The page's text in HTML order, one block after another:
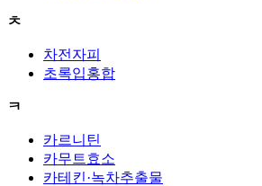
ㅊ
차전자피
초록입홍합
ㅋ
카르니틴
카무트효소
카테킨·녹차추출물